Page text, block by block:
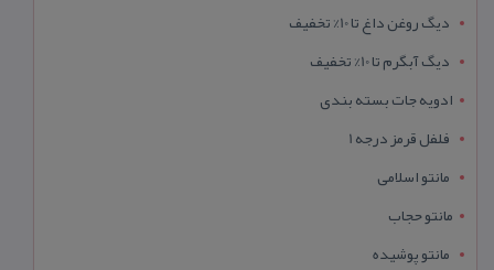
دیگ روغن داغ تا 10% تخفیف
دیگ آبگرم تا 10% تخفیف
ادویه جات بسته بندی
فلفل قرمز درجه 1
مانتو اسلامی
مانتو حجاب
مانتو پوشیده